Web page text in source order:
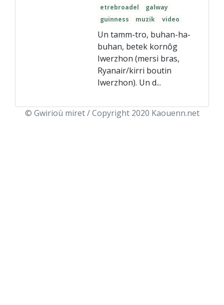
etrebroadel
galway
guinness
muzik video
Un tamm-tro, buhan-ha-
buhan, betek kornôg
Iwerzhon (mersi bras,
Ryanair/kirri boutin
Iwerzhon). Un d...
© Gwirioù miret / Copyright 2020 Kaouenn.net